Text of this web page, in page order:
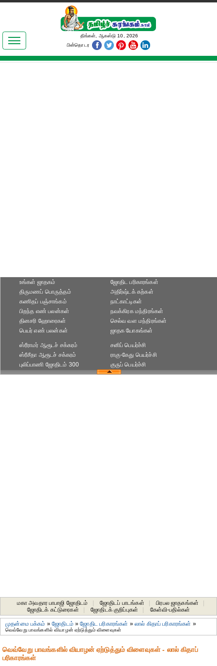
இலக்கியங்கள்
தமிழ் உலகம்
திங்கள், ஆகஸ்டு 10, 2026
பின்தொடர
உங்கள் ஜாதகம்
திருமணப் பொருத்தம்
கணிதப் பஞ்சாங்கம்
ஜோதிட ப‌ரிகார‌ங்க‌ள்
அதிர்ஷ்டக் கற்கள்
நாட்காட்டிகள்
பிறந்த எண் பலன்கள்
தினசரி ஹோரைகள்
பெயர் எண் பலன்கள்
நவக்கிரக மந்திரங்கள்
செல்வ வள மந்திரங்கள்
ஜாதக யோகங்கள்
ஸ்ரீராமர் ஆரூடச் சக்கரம்
ஸ்ரீசீதா ஆரூடச் சக்கரம்
புலிப்பாணி ஜோதிடம் 300
சனிப் பெயர்ச்சி
ராகு-கேது பெயர்ச்சி
குருப் பெயர்ச்சி
மகா அவதார பாபாஜி ஜோதிடம் ஜோதிடப் பாடங்கள் பிரபல ஜாதகங்கள்
ஜோதிடக் கட்டுரைகள்
ஜோதிடக் குறிப்புகள் கேள்வி-பதில்கள்
முதன்மை பக்கம் »ஜோதிடம் »ஜோதிட ப‌ரிகார‌ங்க‌ள் » லால் கிதாப் பரிகாரங்கள் »
வெவ்வேறு பாவங்களில் வியாழன் ஏற்டுத்தும் விளைவுகள்
வெவ்வேறு பாவங்களில் வியாழன் ஏற்டுத்தும் விளைவுகள் - லால் கிதாப்
பரிகாரங்கள்